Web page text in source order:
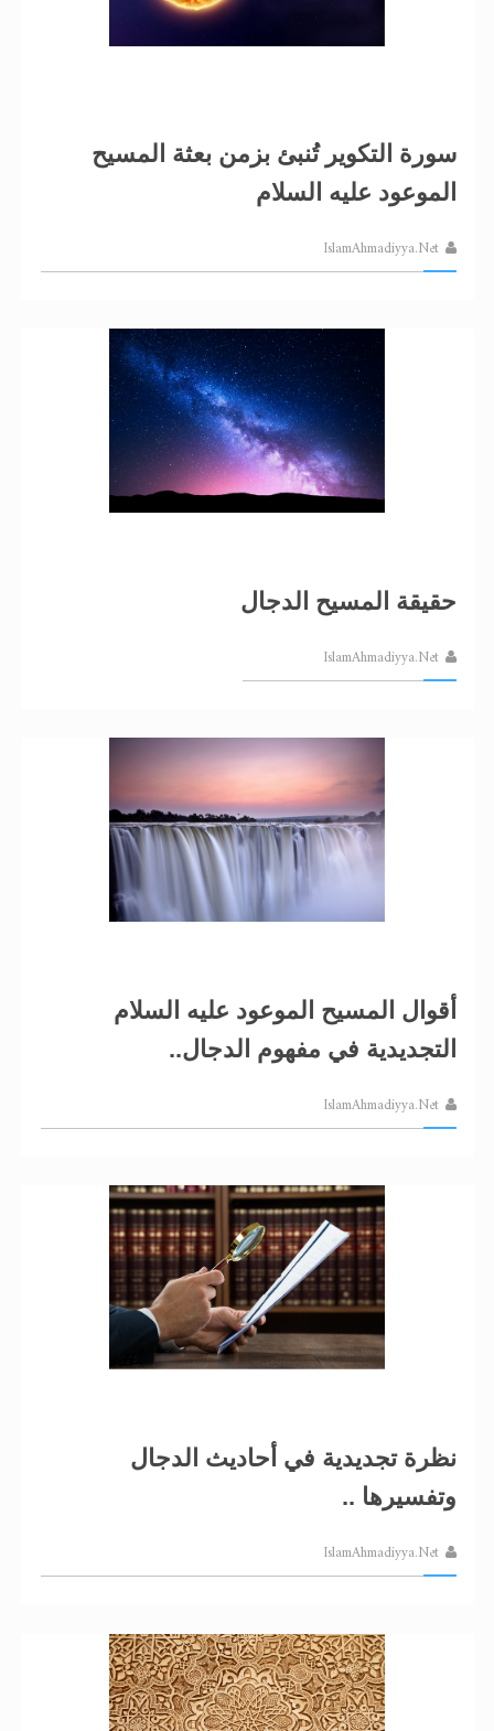
سورة التكوير تُنبئ بزمن بعثة المسيح
الموعود عليه السلام
IslamAhmadiyya.Net
حقيقة المسيح الدجال
IslamAhmadiyya.Net
أقوال المسيح الموعود عليه السلام
التجديدية في مفهوم الدجال..
IslamAhmadiyya.Net
نظرة تجديدية في أحاديث الدجال
وتفسيرها ..
IslamAhmadiyya.Net